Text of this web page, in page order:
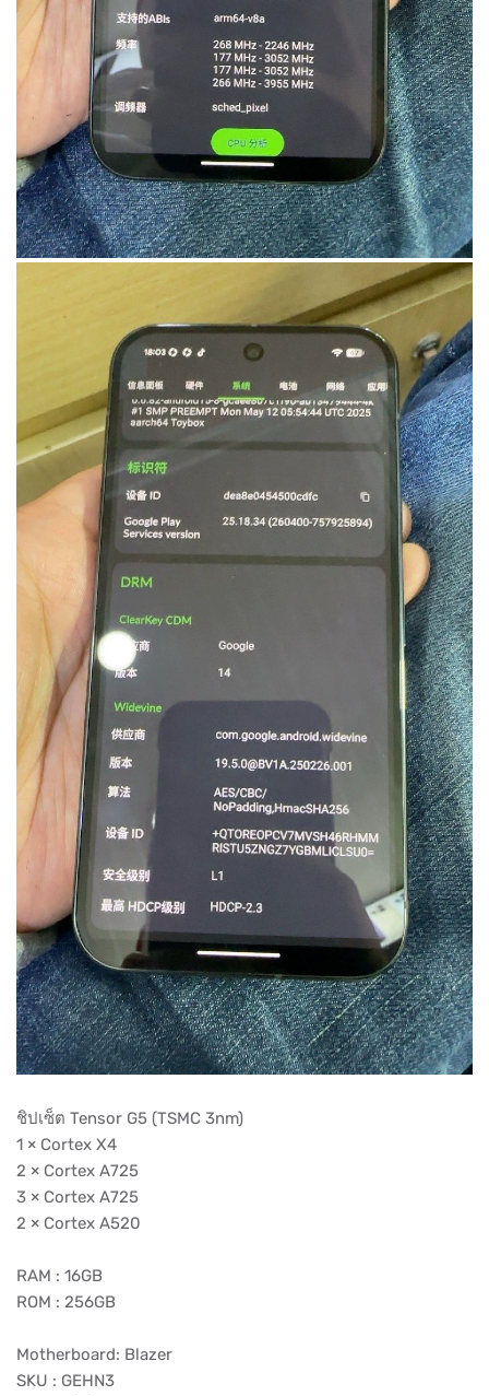
ชิปเซ็ต Tensor G5 (TSMC 3nm)
1 × Cortex X4
2 × Cortex A725
3 × Cortex A725
2 × Cortex A520
RAM : 16GB
ROM : 256GB
Motherboard: Blazer
SKU : GEHN3